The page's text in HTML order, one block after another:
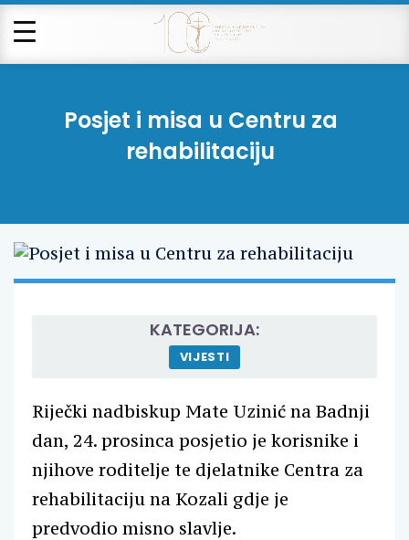
Posjet i misa u Centru za
rehabilitaciju
KATEGORIJA:
VIJESTI
Riječki nadbiskup Mate Uzinić na Badnji
dan, 24. prosinca posjetio je korisnike i
njihove roditelje te djelatnike Centra za
rehabilitaciju na Kozali gdje je
predvodio misno slavlje.